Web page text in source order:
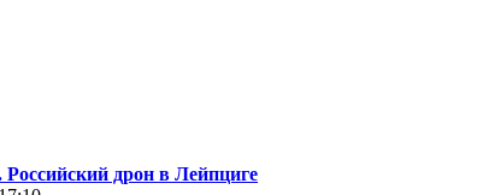
дрон в Лейпциге